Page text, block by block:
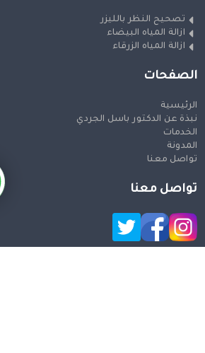
تصحيح النظر بالليزر
ازالة المياه البيضاء
ازالة المياه الزرقاء
الصفحات
الرئيسية
نبذة عن الدكتور باسل الجردي
الخدمات
المدونة
تواصل معنا
تواصل معنا